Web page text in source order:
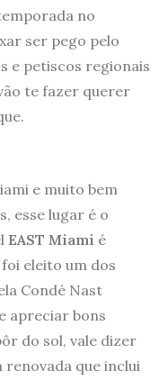
no
ser pego pelo
e petiscos regionais
te fazer querer
e muito bem
esse lugar é o
EAST Miami é
eleito um dos
Condé Nast
apreciar bons
do sol, vale dizer
renovada que inclui